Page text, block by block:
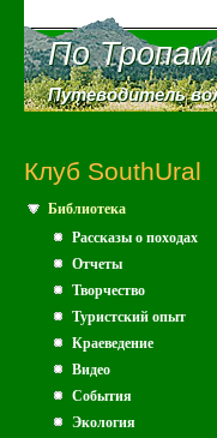
По
По
Путеводитель
Путеводитель
Клуб SouthUral
Библиотека
Рассказы о походах
Отчеты
Творчество
Туристский опыт
Краеведение
Видео
События
Экология